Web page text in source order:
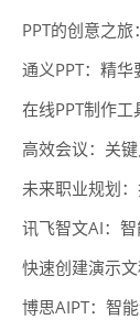
PPT的创意之
通义PPT：精
在线PPT制作
高效会议：关
未来职业规划
讯飞智文AI：
快速创建演示
博思AIPT：智